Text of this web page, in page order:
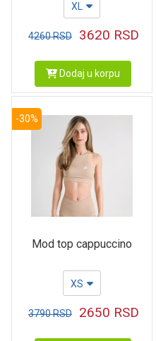
XL
4260RSD 3620 RSD
Dodaj u korpu
-30%
Mod top cappuccino
XS
3790RSD 2650 RSD